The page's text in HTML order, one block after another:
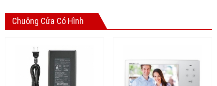
Chuông Cửa Có Hình